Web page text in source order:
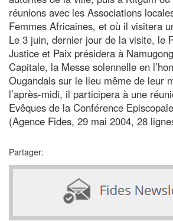
réunions avec les Associations
Femmes Africaines, et où il visitera
Le 3 juin, dernier jour de la visite, le
Justice et Paix présidera à
Capitale, la Messe solennelle en
Ougandais sur le lieu même de leur
l’après-midi, il participera à une
Evêques de la Conférence
(Agence Fides, 29 mai 2004, 28
Partager: